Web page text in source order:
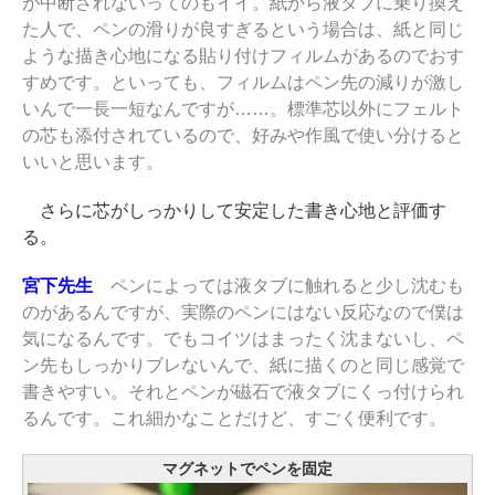
た人で、ペンの滑りが良すぎるという場合は、紙と同じ
ような描き心地になる貼り付けフィルムがあるのでおす
すめです。といっても、フィルムはペン先の減りが激し
いんで一長一短なんですが……。標準芯以外にフェルト
の芯も添付されているので、好みや作風で使い分けると
いいと思います。
さらに芯がしっかりして安定した書き心地と評価す
る。
宮下先生
ペンによっては液タブに触れると少し沈むも
のがあるんですが、実際のペンにはない反応なので僕は
気になるんです。でもコイツはまったく沈まないし、ペ
ン先もしっかりブレないんで、紙に描くのと同じ感覚で
書きやすい。それとペンが磁石で液タブにくっ付けられ
るんです。これ細かなことだけど、すごく便利です。
マグネットでペンを固定